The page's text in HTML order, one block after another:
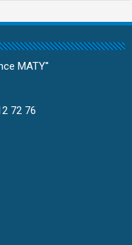
MATY''
72 76